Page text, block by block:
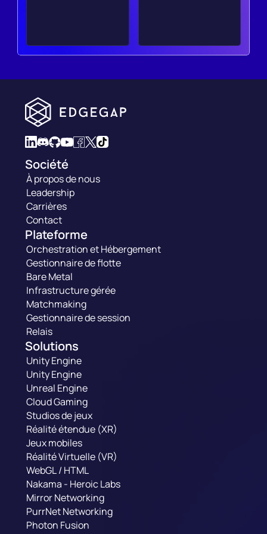
Société
À propos de nous
Leadership
Carrières
Contact
Plateforme
Orchestration et Hébergement
Gestionnaire de flotte
Bare Metal
Infrastructure gérée
Matchmaking
Gestionnaire de session
Relais
Solutions
Unity Engine
Unity Engine
Unreal Engine
Cloud Gaming
Studios de jeux
Réalité étendue (XR)
Jeux mobiles
Réalité Virtuelle (VR)
WebGL / HTML
Nakama - Heroic Labs
Mirror Networking
PurrNet Networking
Photon Fusion